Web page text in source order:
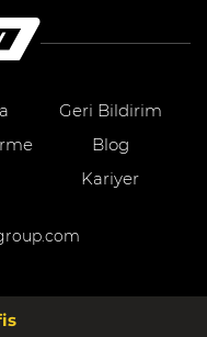
Geri Bildirim
Blog
Kariyer